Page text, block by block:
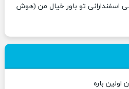
اسفندارانی تو باور خیال من (هوش
اولین باره